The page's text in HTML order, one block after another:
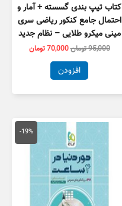
کتاب تیپ بندی گسسته + آمار و
احتمال جامع کنکور ریاضی سری
مینی میکرو طلایی – نظام جدید
95,000تومان70,000تومان
افزودن
-19%
قیمت
اصلی
99,000 تومان
بود.
قیمت
فعلی